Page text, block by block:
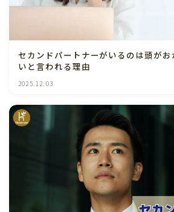
セカンドパートナーがいるのは頭が
いと言われる理由
2025.12.03